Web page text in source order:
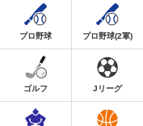
プロ野球 プロ野球(2軍)
ゴルフ Jリーグ